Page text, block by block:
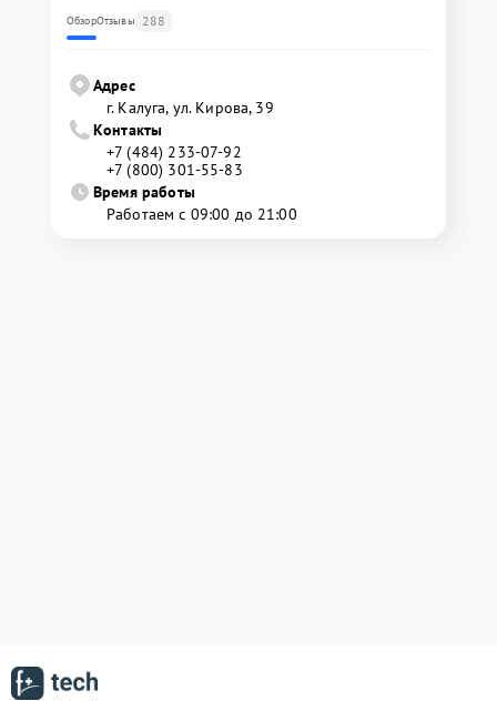
ОбзорОтзывы 288
Адрес
г. Калуга, ул. Кирова, 39
Контакты
+7 (484) 233-07-92
+7 (800) 301-55-83
Время работы
Работаем с 09:00 до 21:00